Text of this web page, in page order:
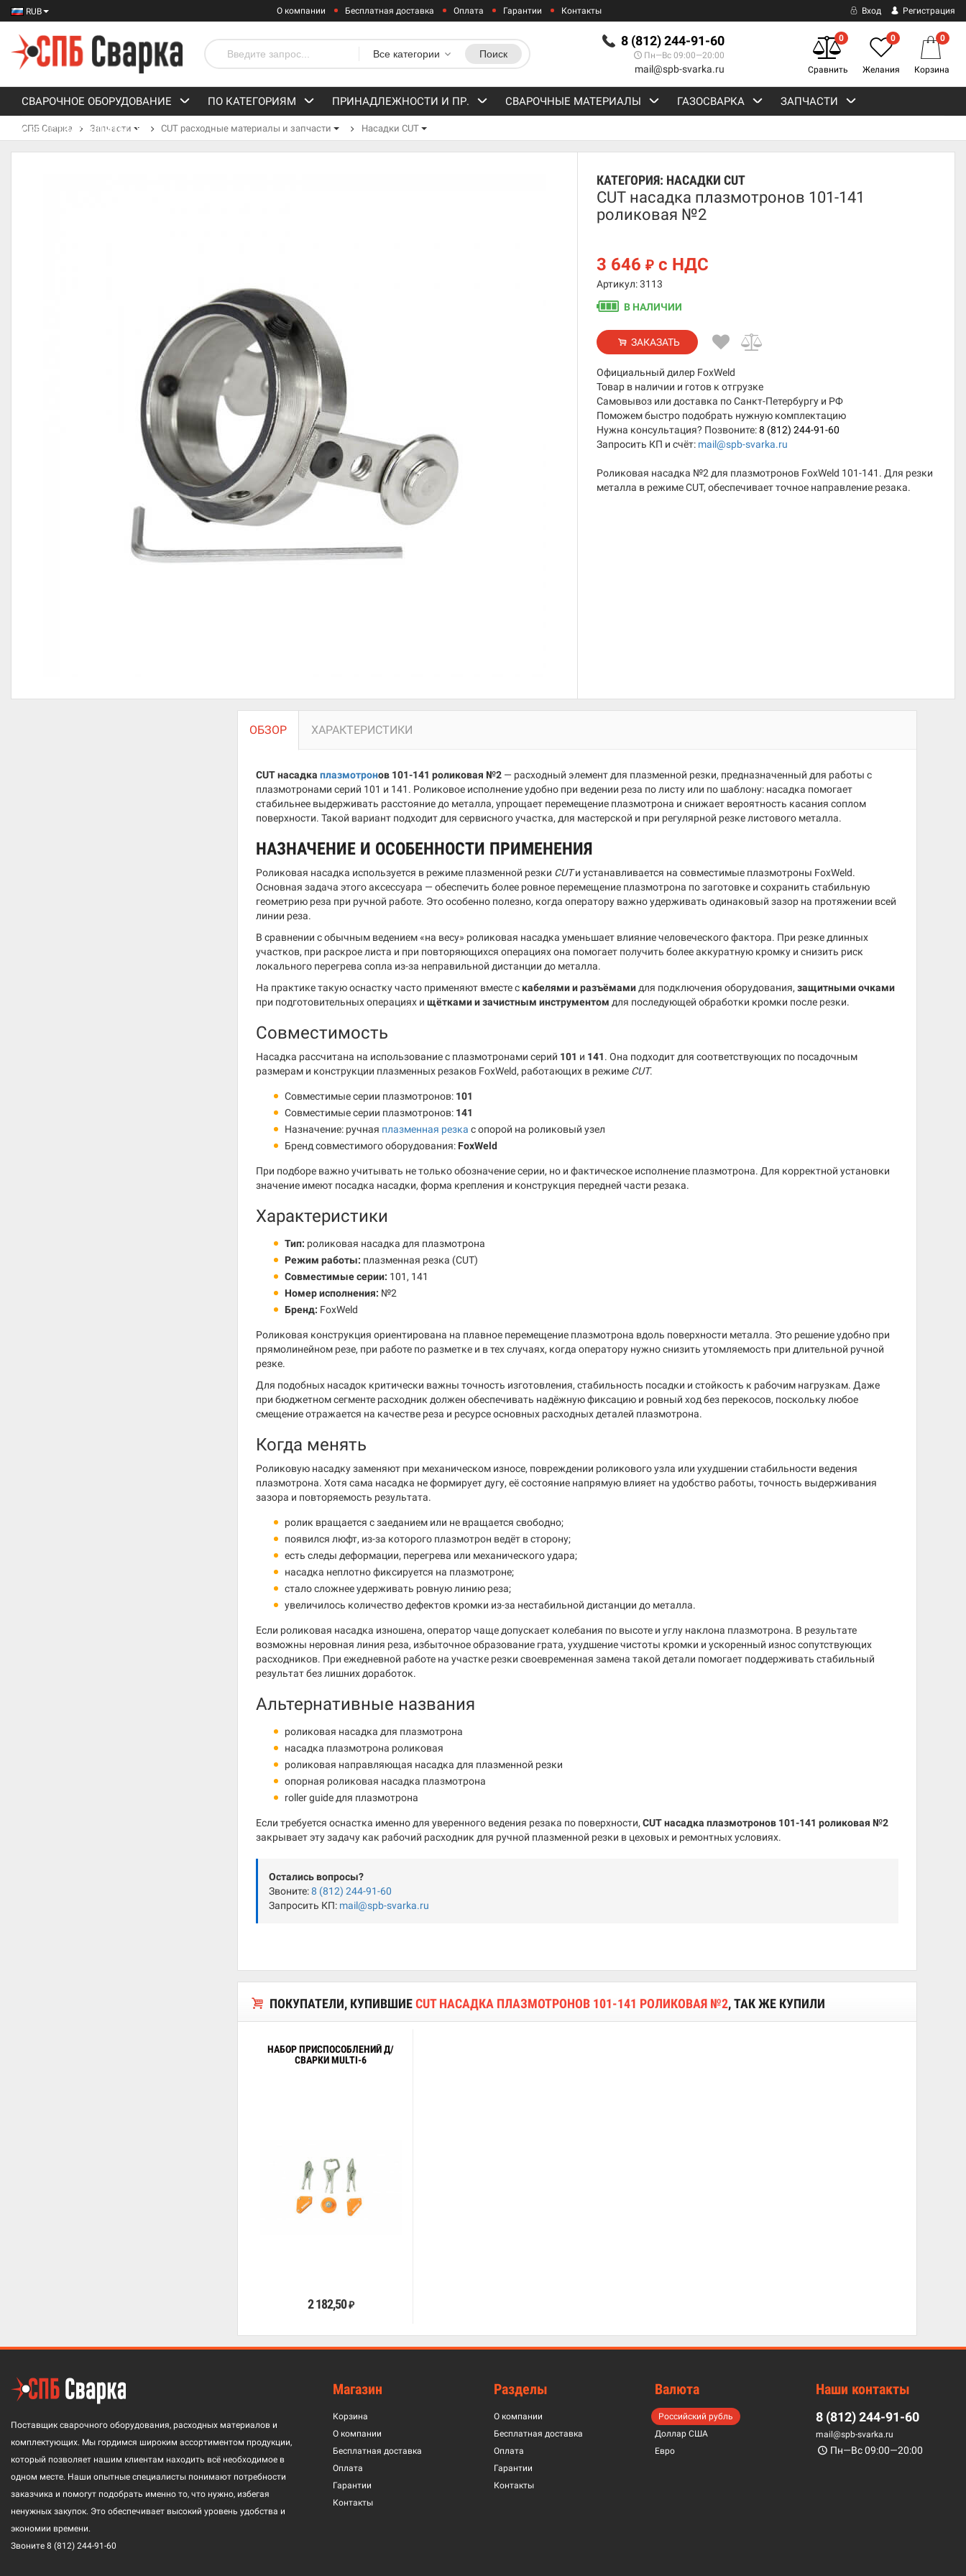
RUB О компании Бесплатная доставка Оплата Гарантии Контакты Вход Регистрация
8 (812) 244-91-60
Пн—Вс 09:00—20:00
mail@spb-svarka.ru
Все категории Поиск
0
Сравнить
0
Желания
0
Корзина
СВАРОЧНОЕ ОБОРУДОВАНИЕ ПО КАТЕГОРИЯМ ПРИНАДЛЕЖНОСТИ И ПР. СВАРОЧНЫЕ МАТЕРИАЛЫ ГАЗОСВАРКА ЗАПЧАСТИ
СРЕДСТВА ЗАЩИТЫ
СПБ Сварка Запчасти CUT расходные материалы и запчасти Насадки CUT
КАТЕГОРИЯ: НАСАДКИ CUT
CUT насадка плазмотронов 101-141
роликовая №2
3 646₽ с НДС
Артикул: 3113
В НАЛИЧИИ
ЗАКАЗАТЬ
Официальный дилер FoxWeld
Товар в наличии и готов к отгрузке
Самовывоз или доставка по Санкт-Петербургу и РФ
Поможем быстро подобрать нужную комплектацию
Нужна консультация? Позвоните:8 (812) 244-91-60
Запросить КП и счёт: mail@spb-svarka.ru
Роликовая насадка №2 для плазмотронов FoxWeld 101-141. Для резки
металла в режиме CUT, обеспечивает точное направление резака.
ОБЗОР ХАРАКТЕРИСТИКИ
CUT насадка плазмотронов 101-141 роликовая №2 — расходный элемент для плазменной резки, предназначенный для работы с
плазмотронами серий 101 и 141. Роликовое исполнение удобно при ведении реза по листу или по шаблону: насадка помогает
стабильнее выдерживать расстояние до металла, упрощает перемещение плазмотрона и снижает вероятность касания соплом
поверхности. Такой вариант подходит для сервисного участка, для мастерской и при регулярной резке листового металла.
НАЗНАЧЕНИЕ И ОСОБЕННОСТИ ПРИМЕНЕНИЯ
Роликовая насадка используется в режиме плазменной резки CUTи устанавливается на совместимые плазмотроны FoxWeld.
Основная задача этого аксессуара — обеспечить более ровное перемещение плазмотрона по заготовке и сохранить стабильную
геометрию реза при ручной работе. Это особенно полезно, когда оператору важно удерживать одинаковый зазор на протяжении всей
линии реза.
В сравнении с обычным ведением «на весу» роликовая насадка уменьшает влияние человеческого фактора. При резке длинных
участков, при раскрое листа и при повторяющихся операциях она помогает получить более аккуратную кромку и снизить риск
локального перегрева сопла из-за неправильной дистанции до металла.
На практике такую оснастку часто применяют вместе с кабелями и разъёмами для подключения оборудования, защитными очками
при подготовительных операциях и щётками и зачистным инструментом для последующей обработки кромки после резки.
Совместимость
Насадка рассчитана на использование с плазмотронами серий 101 и 141. Она подходит для соответствующих по посадочным
размерам и конструкции плазменных резаков FoxWeld, работающих в режиме CUT.
Совместимые серии плазмотронов: 101
Совместимые серии плазмотронов: 141
Назначение: ручная плазменная резка с опорой на роликовый узел
Бренд совместимого оборудования: FoxWeld
При подборе важно учитывать не только обозначение серии, но и фактическое исполнение плазмотрона. Для корректной установки
значение имеют посадка насадки, форма крепления и конструкция передней части резака.
Характеристики
Тип: роликовая насадка для плазмотрона
Режим работы: плазменная резка (CUT)
Совместимые серии: 101, 141
Номер исполнения: №2
Бренд: FoxWeld
Роликовая конструкция ориентирована на плавное перемещение плазмотрона вдоль поверхности металла. Это решение удобно при
прямолинейном резе, при работе по разметке и в тех случаях, когда оператору нужно снизить утомляемость при длительной ручной
резке.
Для подобных насадок критически важны точность изготовления, стабильность посадки и стойкость к рабочим нагрузкам. Даже
при бюджетном сегменте расходник должен обеспечивать надёжную фиксацию и ровный ход без перекосов, поскольку любое
смещение отражается на качестве реза и ресурсе основных расходных деталей плазмотрона.
Когда менять
Роликовую насадку заменяют при механическом износе, повреждении роликового узла или ухудшении стабильности ведения
плазмотрона. Хотя сама насадка не формирует дугу, её состояние напрямую влияет на удобство работы, точность выдерживания
зазора и повторяемость результата.
ролик вращается с заеданием или не вращается свободно;
появился люфт, из-за которого плазмотрон ведёт в сторону;
есть следы деформации, перегрева или механического удара;
насадка неплотно фиксируется на плазмотроне;
стало сложнее удерживать ровную линию реза;
увеличилось количество дефектов кромки из-за нестабильной дистанции до металла.
Если роликовая насадка изношена, оператор чаще допускает колебания по высоте и углу наклона плазмотрона. В результате
возможны неровная линия реза, избыточное образование грата, ухудшение чистоты кромки и ускоренный износ сопутствующих
расходников. При ежедневной работе на участке резки своевременная замена такой детали помогает поддерживать стабильный
результат без лишних доработок.
Альтернативные названия
роликовая насадка для плазмотрона
насадка плазмотрона роликовая
роликовая направляющая насадка для плазменной резки
опорная роликовая насадка плазмотрона
roller guide для плазмотрона
Если требуется оснастка именно для уверенного ведения резака по поверхности, CUT насадка плазмотронов 101-141 роликовая №2
закрывает эту задачу как рабочий расходник для ручной плазменной резки в цеховых и ремонтных условиях.
Остались вопросы?
Звоните:8 (812) 244-91-60
Запросить КП: mail@spb-svarka.ru
ПОКУПАТЕЛИ, КУПИВШИЕCUT НАСАДКА ПЛАЗМОТРОНОВ 101-141 РОЛИКОВАЯ №2, ТАК ЖЕ КУПИЛИ
НАБОР ПРИСПОСОБЛЕНИЙ Д/
СВАРКИ MULTI-6
2 182,50₽
Поставщик сварочного оборудования, расходных материалов и
комплектующих. Мы гордимся широким ассортиментом продукции,
который позволяет нашим клиентам находить всё необходимое в
одном месте. Наши опытные специалисты понимают потребности
заказчика и помогут подобрать именно то, что нужно, избегая
ненужных закупок. Это обеспечивает высокий уровень удобства и
экономии времени.
Звоните 8 (812) 244-91-60
Магазин
Корзина
О компании
Бесплатная доставка
Оплата
Гарантии
Контакты
Разделы
О компании
Бесплатная доставка
Оплата
Гарантии
Контакты
Валюта
Российский рубль
Доллар США
Евро
Наши контакты
8 (812) 244-91-60
mail@spb-svarka.ru
Пн—Вс 09:00—20:00